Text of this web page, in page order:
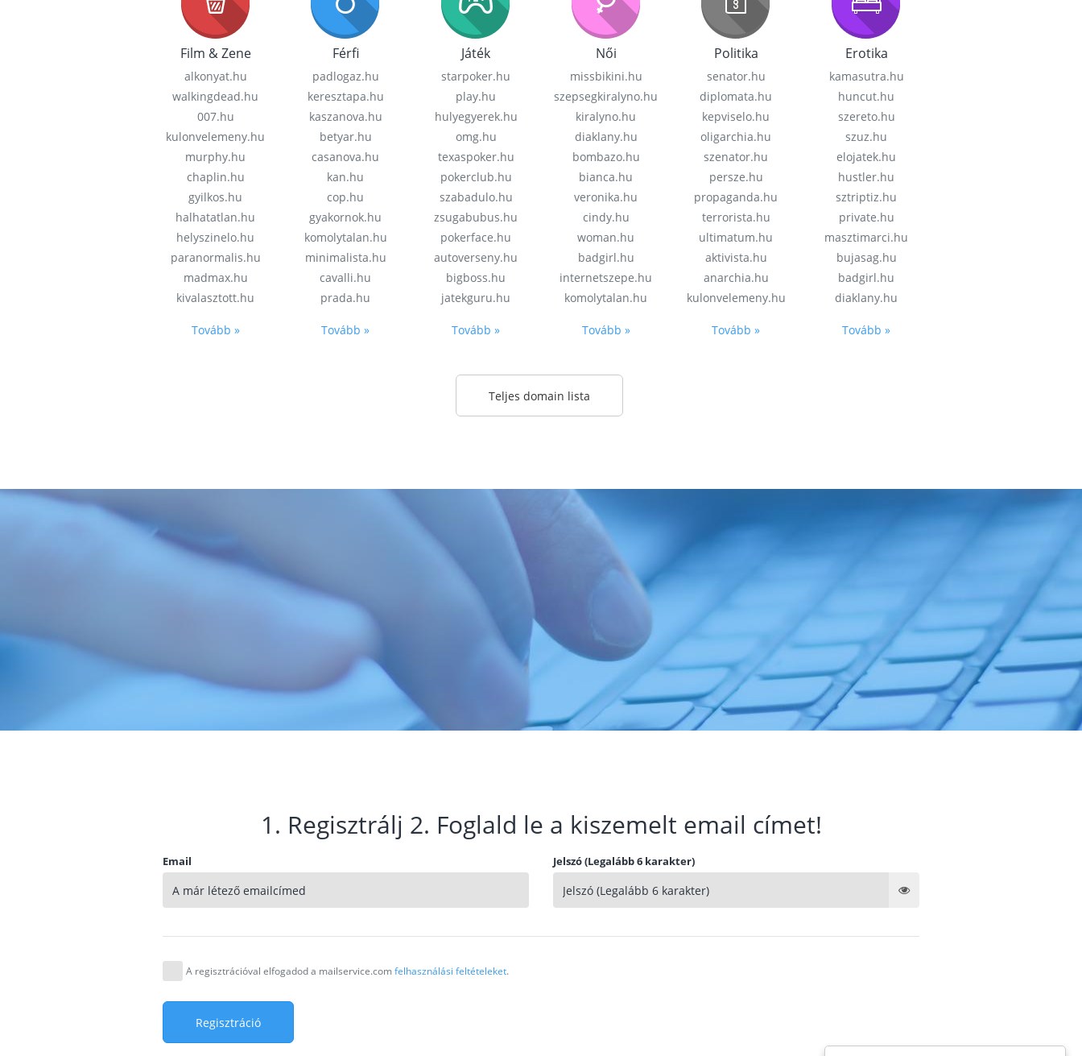
Film & Zene
alkonyat.hu
walkingdead.hu
007.hu
kulonvelemeny.hu
murphy.hu
chaplin.hu
gyilkos.hu
halhatatlan.hu
helyszinelo.hu
paranormalis.hu
madmax.hu
kivalasztott.hu
Tovább »
Férfi
padlogaz.hu
keresztapa.hu
kaszanova.hu
betyar.hu
casanova.hu
kan.hu
cop.hu
gyakornok.hu
komolytalan.hu
minimalista.hu
cavalli.hu
prada.hu
Tovább »
Játék
starpoker.hu
play.hu
hulyegyerek.hu
omg.hu
texaspoker.hu
pokerclub.hu
szabadulo.hu
zsugabubus.hu
pokerface.hu
autoverseny.hu
bigboss.hu
jatekguru.hu
Tovább »
Női
missbikini.hu
szepsegkiralyno.hu
kiralyno.hu
diaklany.hu
bombazo.hu
bianca.hu
veronika.hu
cindy.hu
woman.hu
badgirl.hu
internetszepe.hu
komolytalan.hu
Tovább »
Politika
senator.hu
diplomata.hu
kepviselo.hu
oligarchia.hu
szenator.hu
persze.hu
propaganda.hu
terrorista.hu
ultimatum.hu
aktivista.hu
anarchia.hu
kulonvelemeny.hu
Tovább »
Erotika
kamasutra.hu
huncut.hu
szereto.hu
szuz.hu
elojatek.hu
hustler.hu
sztriptiz.hu
private.hu
masztimarci.hu
bujasag.hu
badgirl.hu
diaklany.hu
Tovább »
Teljes domain lista
1. Regisztrálj 2. Foglald le a kiszemelt email címet!
Email Jelszó (Legalább 6 karakter)
A regisztrációval elfogadod a mailservice.comfelhasználási feltételeket.
Regisztráció